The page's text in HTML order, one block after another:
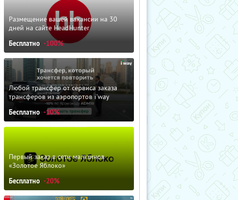
Размещение вашей вакансии на 30
дней на сайте HeadHunter
Бесплатно -100%
Любой трансфер от сервиса заказа
трансферов из аэропортов i'way
Бесплатно -10%
Первый заказ в сети магазинов
«Золотое Яблоко»
Бесплатно -20%